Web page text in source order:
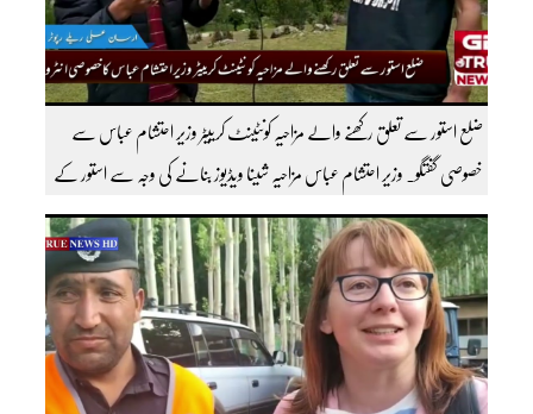
ضلع استور سے تعلق رکھنے والے مزاحیہ کونٹینٹ کرییٹر وزیر احتشام عباس سے
خصوصی گفتگو۔ وزیر احتشام عباس مزاحیہ شینا ویڈیوز بنانے کی وجہ سے استور کے
اندر کافی مشہور ہیں مزید اچھی اچھی ویڈیوز دیکھنے کے لئے ہمارے یوٹیوب چینل کو
سبسکرائب کریں